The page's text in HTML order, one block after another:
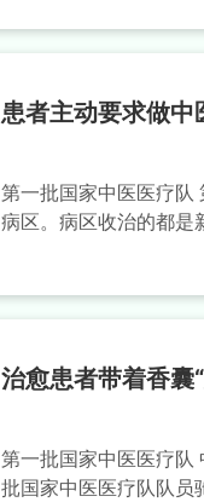
患者主动要求做
第一批国家中医医疗队
病区。病区收治的都是
治愈患者带着香囊
第一批国家中医医疗队
批国家中医医疗队队员